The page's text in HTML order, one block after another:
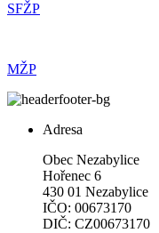
SFŽP
MŽP
Adresa
Obec Nezabylice
Hořenec 6
430 01 Nezabylice
IČO: 00673170
DIČ: CZ00673170